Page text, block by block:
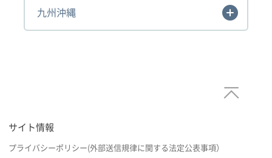
九州沖縄
サイト情報
プライバシーポリシー(外部送信規律に関する法定公表事項）